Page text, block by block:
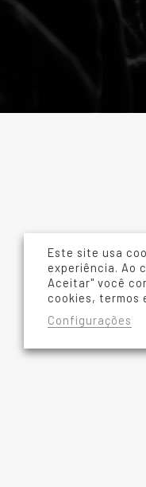
Este site usa
experiência. Ao
Aceitar" você
cookies, termos
Configurações